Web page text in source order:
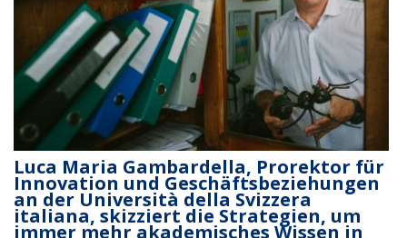
Luca Maria Gambardella, Prorektor für
Innovation und Geschäftsbeziehungen
an der Università della Svizzera
italiana, skizziert die Strategien, um
immer mehr akademisches Wissen in